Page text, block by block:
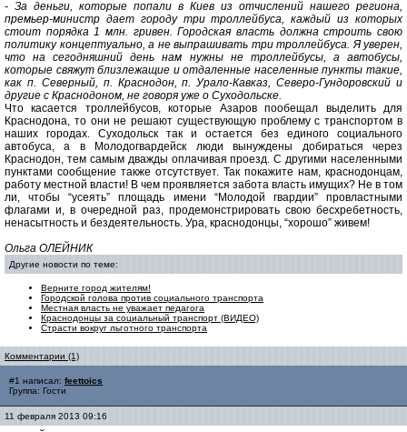
- За деньги, которые попали в Киев из отчислений нашего региона,
премьер-министр дает городу три троллейбуса, каждый из которых
стоит порядка 1 млн. гривен. Городская власть должна строить свою
политику концептуально, а не выпрашивать три троллейбуса. Я уверен,
что на сегодняшний день нам нужны не троллейбусы, а автобусы,
которые свяжут близлежащие и отдаленные населенные пункты такие,
как п. Северный, п. Краснодон, п. Урало-Кавказ, Северо-Гундоровский и
другие с Краснодоном, не говоря уже о Суходольске.
Что касается троллейбусов, которые Азаров пообещал выделить для
Краснодона, то они не решают существующую проблему с транспортом в
наших городах. Суходольск так и остается без единого социального
автобуса, а в Молодогвардейск люди вынуждены добираться через
Краснодон, тем самым дважды оплачивая проезд. С другими населенными
пунктами сообщение также отсутствует. Так покажите нам, краснодонцам,
работу местной власти! В чем проявляется забота власть имущих? Не в том
ли, чтобы “усеять” площадь имени “Молодой гвардии” провластными
флагами и, в очередной раз, продемонстрировать свою бесхребетность,
ненасытность и бездеятельность. Ура, краснодонцы, “хорошо” живем!
Ольга ОЛЕЙНИК
Другие новости по теме:
Верните город жителям!
Городской голова против социального транспорта
Местная власть не уважает педагога
Краснодонцы за социальный транспорт (ВИДЕО)
Страсти вокруг льготного транспорта
Комментарии (1)
#1 написал: feettoics
Группа: Гости
11 февраля 2013 09:16